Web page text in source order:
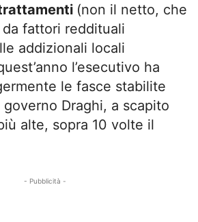
(non il netto, che
fattori reddituali
addizionali locali
l’esecutivo ha
le fasce stabilite
Draghi, a scapito
alte, sopra 10 volte il
- Pubblicità -